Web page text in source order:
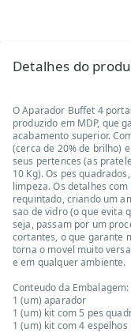
Detalhes do
O Aparador Buffet 4
produzido em MDP, que
acabamento superior.
(cerca de 20% de brilho)
seus pertences (as
10 Kg). Os pes
limpeza. Os detalhes
requintado, criando um
sao de vidro (o que evita
seja, passam por um
cortantes, o que garante
torna o movel muito
e em qualquer ambiente.
Conteudo da Embalagem:
1 (um) aparador
1 (um) kit com 5 pes
1 (um) kit com 4 espelhos